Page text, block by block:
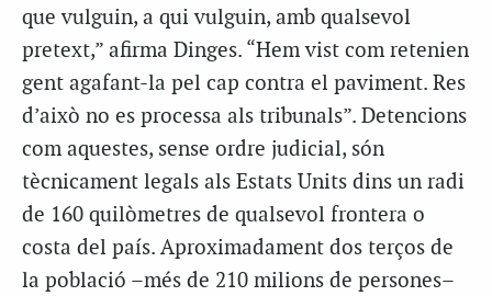
que vulguin, a qui vulguin, amb qualsevol
pretext,” afirma Dinges. “Hem vist com retenien
gent agafant-la pel cap contra el paviment. Res
d’això no es processa als tribunals”. Detencions
com aquestes, sense ordre judicial, són
tècnicament legals als Estats Units dins un radi
de 160 quilòmetres de qualsevol frontera o
costa del país. Aproximadament dos terços de
la població –més de 210 milions de persones–